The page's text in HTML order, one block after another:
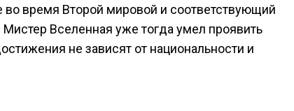
во время Второй мировой и соответствующий
Вселенная уже тогда умел проявить
не зависят от национальности и